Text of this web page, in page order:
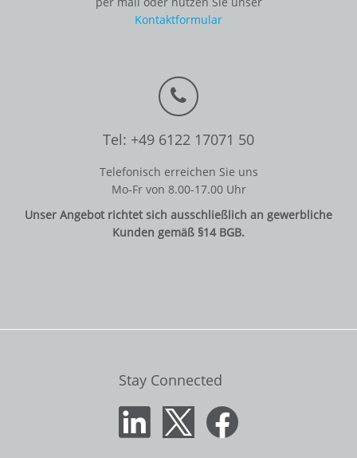
Kontaktformular
Tel: +49 6122 17071 50
Telefonisch erreichen Sie uns
Mo-Fr von 8.00-17.00 Uhr
Unser Angebot richtet sich ausschließlich an gewerbliche
Kunden gemäß §14 BGB.
Stay Connected